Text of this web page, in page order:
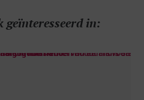
geïnteresseerd in: